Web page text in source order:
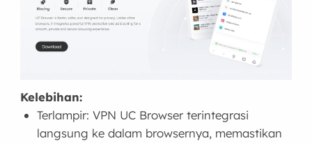
Kelebihan:
Terlampir: VPN UC Browser terintegrasi
langsung ke dalam browsernya, memastikan